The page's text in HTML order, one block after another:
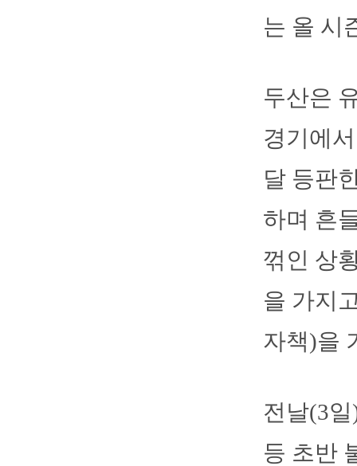
는 올 시
두산은
경기에
달 등판
하며 흔
꺾인 상
을 가지
자책)을
전날(3
등 초반